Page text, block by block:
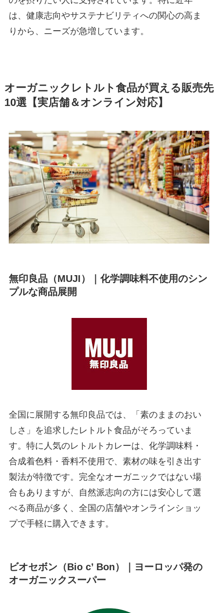
は、健康志向やサステナビリティへの関心の高ま
りから、ニーズが急増しています。
オーガニックレトルト食品が買える販売先
10選【実店舗＆オンライン対応】
無印良品（MUJI）｜化学調味料不使用のシン
プルな商品展開
全国に展開する無印良品では、「素のままのおい
しさ」を追求したレトルト食品がそろっていま
す。特に人気のレトルトカレーは、化学調味料・
合成着色料・香料不使用で、素材の味を引き出す
製法が特徴です。完全なオーガニックではない場
合もありますが、自然派志向の方には安心して選
べる商品が多く、全国の店舗やオンラインショッ
プで手軽に購入できます。
ビオセボン（Bio c’ Bon）｜ヨーロッパ発の
オーガニックスーパー